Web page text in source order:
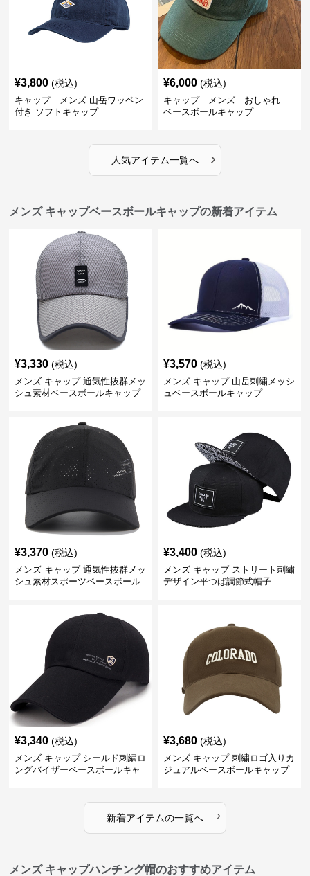
¥3,800 (税込)
キャップ メンズ 山岳ワッペン
付き ソフトキャップ
¥6,000 (税込)
キャップ メンズ おしゃれ
ベースボールキャップ
人気アイテム一覧へ ›
メンズ キャップベースボールキャップの新着アイテム
¥3,330 (税込)
メンズ キャップ 通気性抜群メッ
シュ素材ベースボールキャップ
¥3,570 (税込)
メンズ キャップ 山岳刺繍メッシ
ュベースボールキャップ
¥3,370 (税込)
メンズ キャップ 通気性抜群メッ
シュ素材スポーツベースボール
¥3,400 (税込)
メンズ キャップ ストリート刺繍
デザイン平つば調節式帽子
¥3,340 (税込)
メンズ キャップ シールド刺繍ロ
ングバイザーベースボールキャ
¥3,680 (税込)
メンズ キャップ 刺繍ロゴ入りカ
ジュアルベースボールキャップ
新着アイテムの一覧へ ›
メンズ キャップハンチング帽のおすすめアイテム